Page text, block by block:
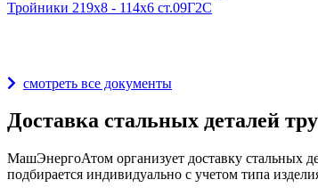
Тройники 219х8 - 114х6 ст.09Г2С
смотреть все документы
Доставка стальных деталей
МашЭнергоАтом организует доставку стальных
подбирается индивидуально с учетом типа